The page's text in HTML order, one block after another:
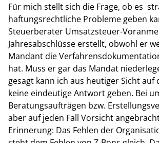
Für mich stellt sich die Frage, ob es
haftungsrechtliche Probleme geben
Steuerberater Umsatzsteuer-
Jahresabschlüsse erstellt, obwohl er
Mandant die
hat. Muss er gar das Mandat
gesagt kann ich aus heutiger Sicht auf
keine eindeutige Antwort geben. Bei
Beratungsaufträgen bzw.
aber auf jeden Fall Vorsicht
Erinnerung: Das Fehlen der